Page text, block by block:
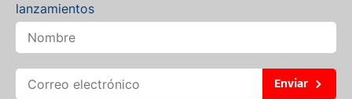
lanzamientos
Enviar